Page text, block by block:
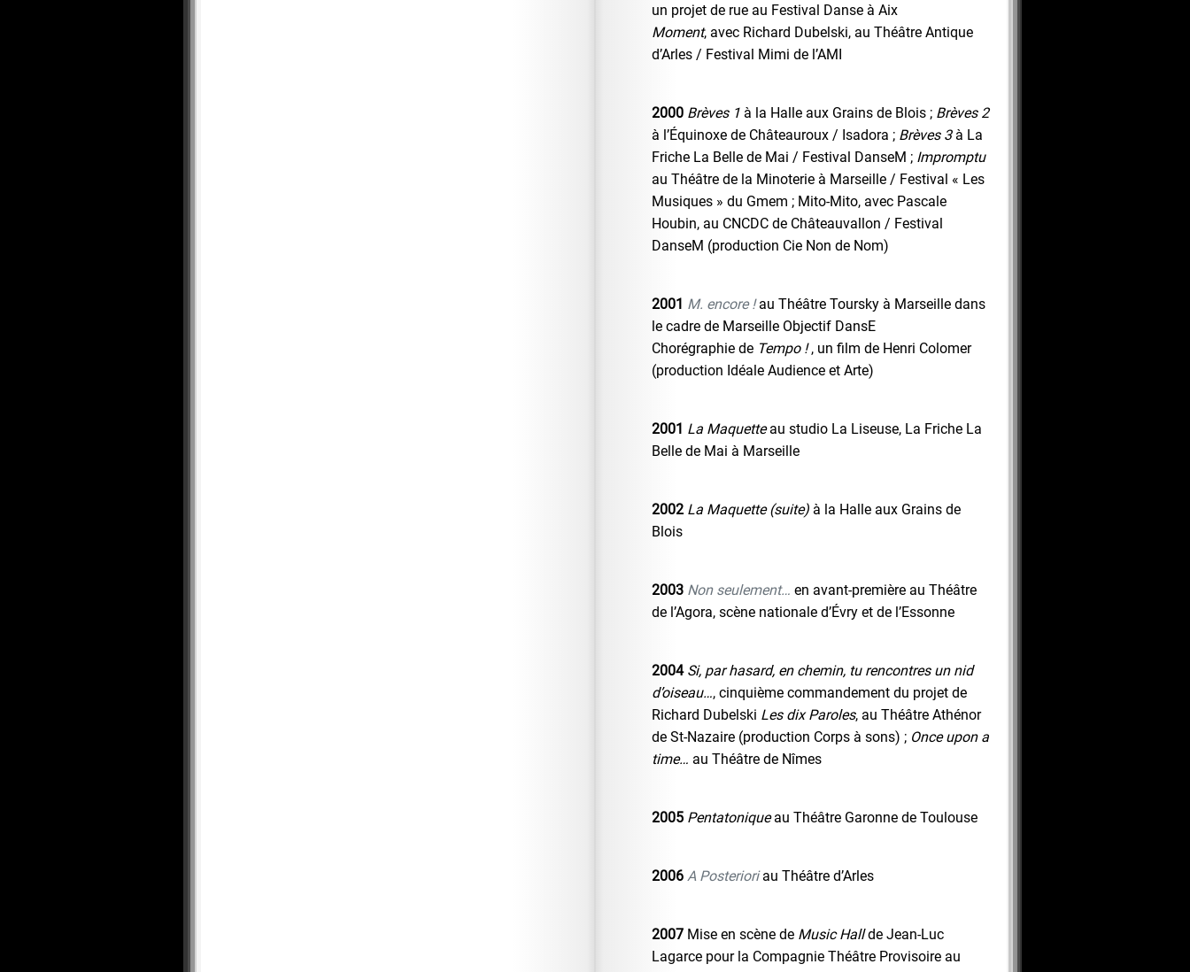
un projet de rue au Festival Danse à Aix
Moment, avec Richard Dubelski, au Théâtre Antique
d’Arles / Festival Mimi de l’AMI
2000 Brèves 1 à la Halle aux Grains de Blois ; Brèves 2
à l’Équinoxe de Châteauroux / Isadora ; Brèves 3à La
Friche La Belle de Mai / Festival DanseM ; Impromptu
au Théâtre de la Minoterie à Marseille / Festival « Les
Musiques » du Gmem ; Mito-Mito, avec Pascale
Houbin, au CNCDC de Châteauvallon / Festival
DanseM (production Cie Non de Nom)
2001 M. encore ! au Théâtre Toursky à Marseille dans
le cadre de Marseille Objectif DansE
Chorégraphie de Tempo !, un film de Henri Colomer
(production Idéale Audience et Arte)
2001 La Maquetteau studio La Liseuse, La Friche La
Belle de Mai à Marseille
2002 La Maquette (suite) à la Halle aux Grains de
Blois
2003 Non seulement… en avant-première au Théâtre
de l’Agora, scène nationale d’Évry et de l’Essonne
2004 Si, par hasard, en chemin, tu rencontres un nid
d’oiseau…, cinquième commandement du projet de
Richard Dubelski Les dix Paroles, au Théâtre Athénor
de St-Nazaire (production Corps à sons) ; Once upon a
time… au Théâtre de Nîmes
2005 Pentatoniqueau Théâtre Garonne de Toulouse
2006 A Posteriori au Théâtre d’Arles
2007 Mise en scène de Music Hallde Jean-Luc
Lagarce pour la Compagnie Théâtre Provisoire au